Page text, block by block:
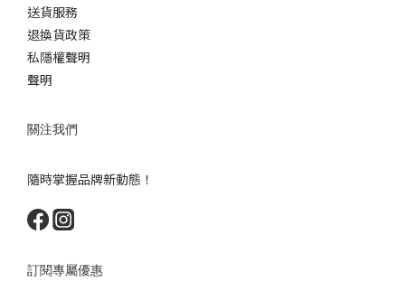
送貨服務
退換貨政策
私隱權聲明
聲明
關注我們
隨時掌握品牌新動態！
訂閱專屬優惠